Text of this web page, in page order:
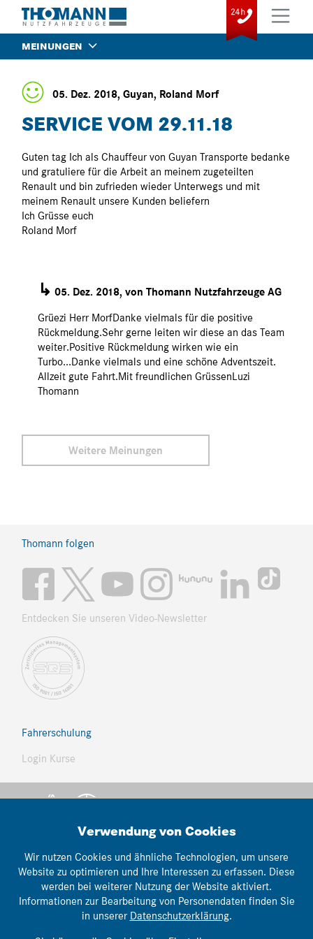
MEINUNGEN
05. Dez. 2018, Guyan, Roland Morf
SERVICE VOM 29.11.18
Guten tag Ich als Chauffeur von Guyan Transporte bedanke
und gratuliere für die Arbeit an meinem zugeteilten
Renault und bin zufrieden wieder Unterwegs und mit
meinem Renault unsere Kunden beliefern
Ich Grüsse euch
Roland Morf
↳ 05. Dez. 2018, von Thomann Nutzfahrzeuge AG
Grüezi Herr MorfDanke vielmals für die positive
Rückmeldung.Sehr gerne leiten wir diese an das Team
weiter.Positive Rückmeldung wirken wie ein
Turbo...Danke vielmals und eine schöne Adventszeit.
Allzeit gute Fahrt.Mit freundlichen GrüssenLuzi
Thomann
Weitere Meinungen
Thomann folgen
Entdecken Sie unseren Video-Newsletter
Fahrerschulung
Login Kurse
© Thomann Nutzfahrzeuge
webwork:lemonbrain.ch
Verwendung von Cookies
Wir nutzen Cookies und ähnliche Technologien, um unsere
Website zu optimieren und Ihre Interessen zu erfassen. Diese
werden bei weiterer Nutzung der Website aktiviert.
Informationen zur Bearbeitung von Personendaten finden Sie
in unserer Datenschutzerklärung.